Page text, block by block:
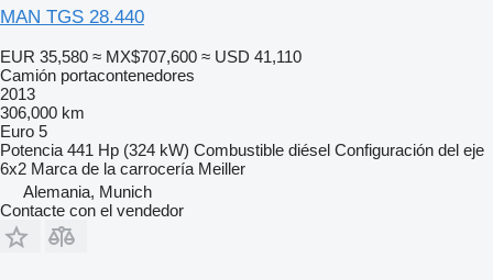
MAN TGS 28.440
EUR 35,580 ≈ MX$707,600 ≈ USD 41,110
Camión portacontenedores
2013
306,000 km
Euro 5
Potencia 441 Hp (324 kW) Combustible diésel Configuración del eje
6x2 Marca de la carrocería Meiller
Alemania, Munich
Contacte con el vendedor